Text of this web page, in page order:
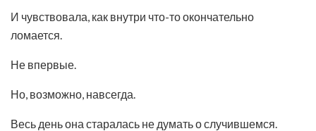
И чувствовала, как внутри что-то окончательно
ломается.
Не впервые.
Но, возможно, навсегда.
Весь день она старалась не думать о случившемся.